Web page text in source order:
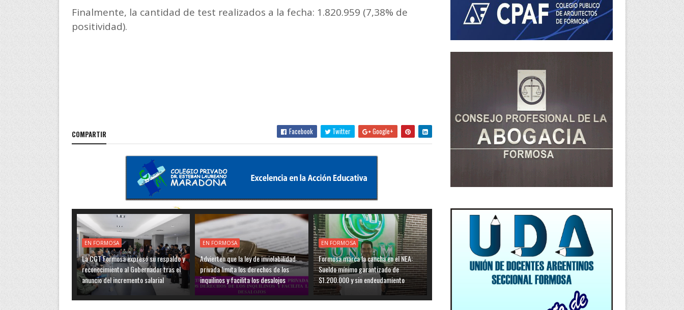
Finalmente, la cantidad de test realizados a la fecha: 1.820.959 (7,38% de
positividad).
COMPARTIR Facebook Twitter Google+
EN FORMOSA
La CGT Formosa expresó su respaldo y
reconocimiento al Gobernador tras el
anuncio del incremento salarial
EN FORMOSA
Advierten que la ley de inviolabilidad
privada limita los derechos de los
inquilinos y facilita los desalojos
EN FORMOSA
Formosa marca la cancha en el NEA:
Sueldo mínimo garantizado de
$1.200.000 y sin endeudamiento